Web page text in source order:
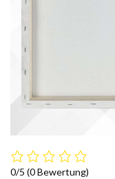
0/5 (0 Bewertung)